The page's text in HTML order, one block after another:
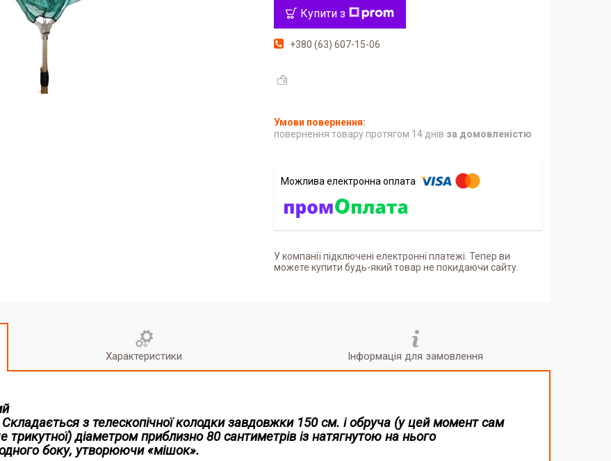
Купити з
+380 (63) 607-15-06
повернення товару протягом 14 днів за домовленістю
У компанії підключені електронні платежі. Тепер ви
можете купити будь-який товар не покидаючи сайту.
Характеристики Інформація для замовлення
з телескопічної колодки завдовжки 150 см. і обруча (у цей момент сам
діаметром приблизно 80 сантиметрів із натягнутою на нього
боку, утворюючи «мішок».